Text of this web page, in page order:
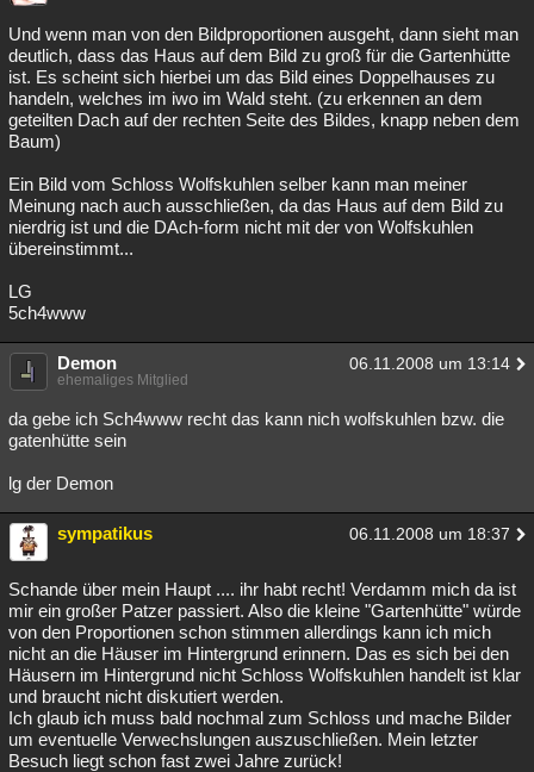
Und wenn man von den Bildproportionen ausgeht, dann sieht man
deutlich, dass das Haus auf dem Bild zu groß für die Gartenhütte
ist. Es scheint sich hierbei um das Bild eines Doppelhauses zu
handeln, welches im iwo im Wald steht. (zu erkennen an dem
geteilten Dach auf der rechten Seite des Bildes, knapp neben dem
Baum)
Ein Bild vom Schloss Wolfskuhlen selber kann man meiner
Meinung nach auch ausschließen, da das Haus auf dem Bild zu
nierdrig ist und die DAch-form nicht mit der von Wolfskuhlen
übereinstimmt...
LG
5ch4www
Demon 06.11.2008 um 13:14
ehemaliges Mitglied
da gebe ich Sch4www recht das kann nich wolfskuhlen bzw. die
gatenhütte sein
lg der Demon
sympatikus 06.11.2008 um 18:37
Schande über mein Haupt .... ihr habt recht! Verdamm mich da ist
mir ein großer Patzer passiert. Also die kleine "Gartenhütte" würde
von den Proportionen schon stimmen allerdings kann ich mich
nicht an die Häuser im Hintergrund erinnern. Das es sich bei den
Häusern im Hintergrund nicht Schloss Wolfskuhlen handelt ist klar
und braucht nicht diskutiert werden.
Ich glaub ich muss bald nochmal zum Schloss und mache Bilder
um eventuelle Verwechslungen auszuschließen. Mein letzter
Besuch liegt schon fast zwei Jahre zurück!